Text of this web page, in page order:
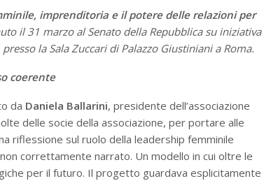
imprenditoria e il potere delle relazioni per
il 31 marzo al Senato della Repubblica su iniziativa
la Sala Zuccari di Palazzo Giustiniani a Roma.
coerente
da Daniela Ballarini, presidente dell’associazione
delle socie della associazione, per portare alle
riflessione sul ruolo della leadership femminile
correttamente narrato. Un modello in cui oltre le
per il futuro. Il progetto guardava esplicitamente